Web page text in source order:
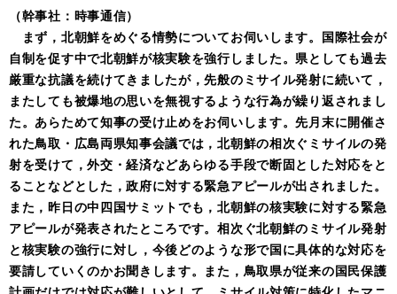
（幹事社：時事通信）
まず，北朝鮮をめぐる情勢についてお伺いします。国際社会が
自制を促す中で北朝鮮が核実験を強行しました。県としても過去
厳重な抗議を続けてきましたが，先般のミサイル発射に続いて，
またしても被爆地の思いを無視するような行為が繰り返されまし
た。あらためて知事の受け止めをお伺いします。先月末に開催さ
れた鳥取・広島両県知事会議では，北朝鮮の相次ぐミサイルの発
射を受けて，外交・経済などあらゆる手段で断固とした対応をと
ることなどとした，政府に対する緊急アピールが出されました。
また，昨日の中四国サミットでも，北朝鮮の核実験に対する緊急
アピールが発表されたところです。相次ぐ北朝鮮のミサイル発射
と核実験の強行に対し，今後どのような形で国に具体的な対応を
要請していくのかお聞きします。また，鳥取県が従来の国民保護